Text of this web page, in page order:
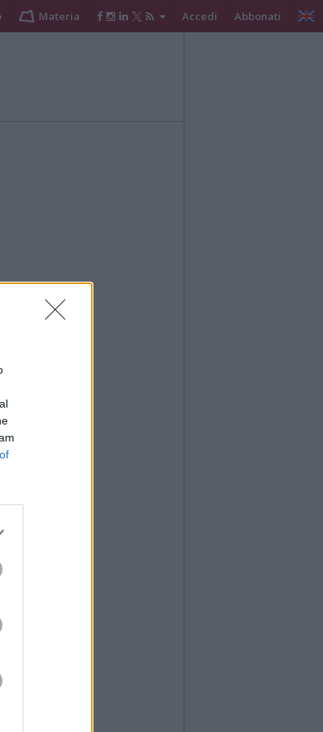
Materia Accedi Abbonati